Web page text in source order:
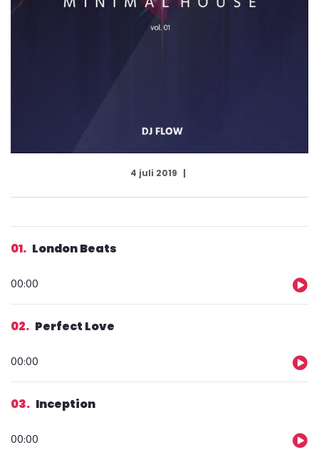
4 juli 2019
01 London Beats
00:00
02 Perfect Love
00:00
03 Inception
00:00